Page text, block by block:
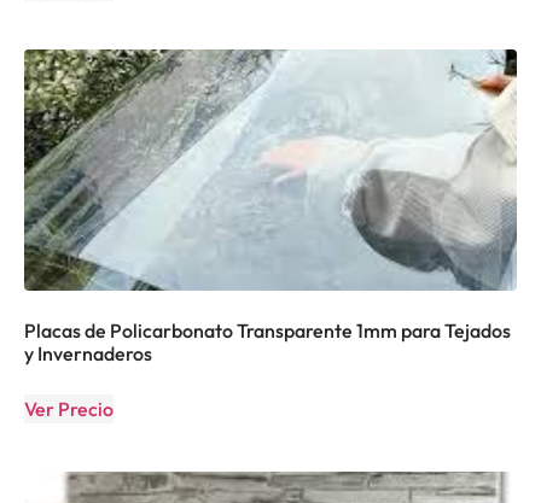
Placas de Policarbonato Transparente 1mm para Tejados
y Invernaderos
Ver Precio